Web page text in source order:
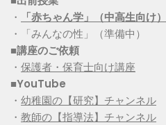
・
「赤ちゃん学」（中高生向け）
・「みんなの性」（準備中）
■講座のご依頼
・ 保護者・保育士向け講座
■YouTube
・ 幼稚園の【研究】チャンネル
・ 教師の【指導法】チャンネル